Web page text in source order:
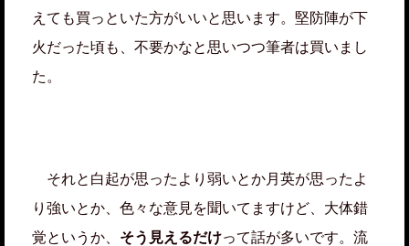
えても買っといた方がいいと思います。堅防陣が下
火だった頃も、不要かなと思いつつ筆者は買いまし
た。
それと白起が思ったより弱いとか月英が思ったよ
り強いとか、色々な意見を聞いてますけど、大体錯
覚というか、 そう見えるだけって話が多いです。流